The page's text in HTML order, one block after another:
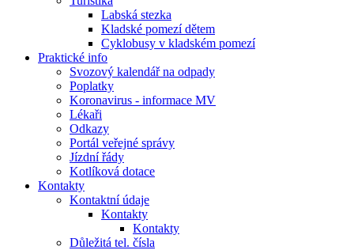
Labská stezka
Kladské pomezí dětem
Cyklobusy v kladském pomezí
Praktické info
Svozový kalendář na odpady
Poplatky
Koronavirus - informace MV
Lékaři
Odkazy
Portál veřejné správy
Jízdní řády
Kotlíková dotace
Kontakty
Kontaktní údaje
Kontakty
Kontakty
Důležitá tel. čísla